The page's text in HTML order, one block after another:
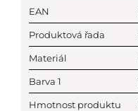
EAN
Produktová řada
Materiál
Barva 1
Hmotnost produktu